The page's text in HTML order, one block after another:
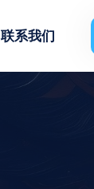
联系我们